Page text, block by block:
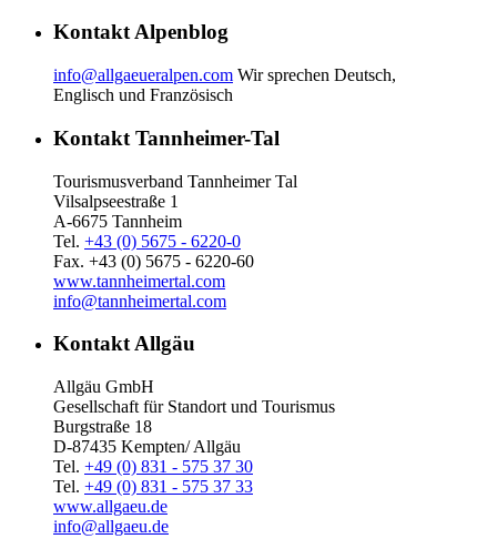
Kontakt Alpenblog
info@allgaeueralpen.com Wir sprechen Deutsch,
Englisch und Französisch
Kontakt Tannheimer-Tal
Tourismusverband Tannheimer Tal
Vilsalpseestraße 1
A-6675 Tannheim
Tel. +43 (0) 5675 - 6220-0
Fax. +43 (0) 5675 - 6220-60
www.tannheimertal.com
info@tannheimertal.com
Kontakt Allgäu
Allgäu GmbH
Gesellschaft für Standort und Tourismus
Burgstraße 18
D-87435 Kempten/ Allgäu
Tel. +49 (0) 831 - 575 37 30
Tel. +49 (0) 831 - 575 37 33
www.allgaeu.de
info@allgaeu.de